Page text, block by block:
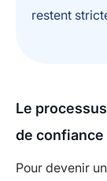
restent
Le
de confiance
Pour devenir